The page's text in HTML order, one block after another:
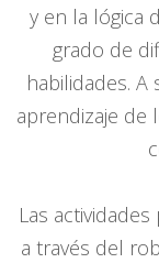
y en la lógica
grado de
habilidades.
aprendizaje de
Las
a través del